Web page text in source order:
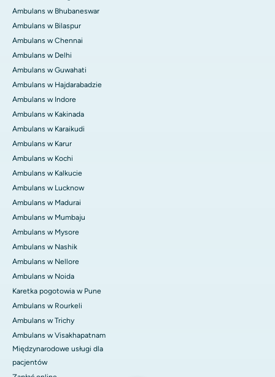
Ambulans w Bhubaneswar
Ambulans w Bilaspur
Ambulans w Chennai
Ambulans w Delhi
Ambulans w Guwahati
Ambulans w Hajdarabadzie
Ambulans w Indore
Ambulans w Kakinada
Ambulans w Karaikudi
Ambulans w Karur
Ambulans w Kochi
Ambulans w Kalkucie
Ambulans w Lucknow
Ambulans w Madurai
Ambulans w Mumbaju
Ambulans w Mysore
Ambulans w Nashik
Ambulans w Nellore
Ambulans w Noida
Karetka pogotowia w Pune
Ambulans w Rourkeli
Ambulans w Trichy
Ambulans w Visakhapatnam
Międzynarodowe usługi dla
pacjentów